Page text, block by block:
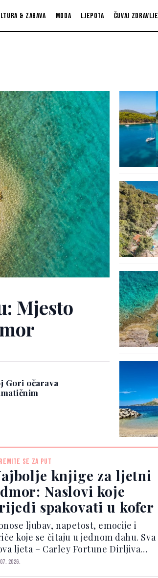
& zabava Moda Ljepota Čuvaj zdravlje
Mjesto
Gori očarava
SE ZA PUT
knjige za ljetni
Naslovi koje
spakovati u kofer
ljubav, napetost, emocije i
koje se čitaju u jednom dahu. Sva
ljeta – Carley Fortune Dirljiva
priča o dvoje prijatelja čiji se
2026.